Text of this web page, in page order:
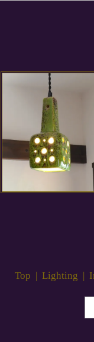
Top | Lighting |